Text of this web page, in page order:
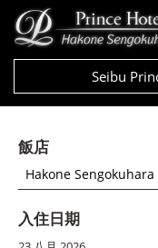
Seibu
飯店
Hakone
入住日期